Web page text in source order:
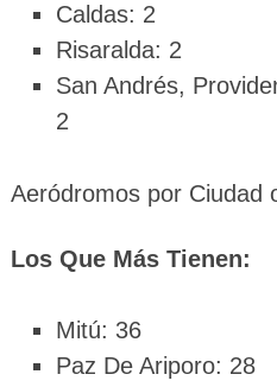
Caldas: 2
Risaralda: 2
San Andrés,
2
Aeródromos por Ciudad
Los Que Más Tienen:
Mitú: 36
Paz De Ariporo: 28